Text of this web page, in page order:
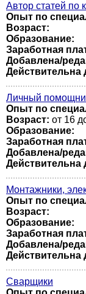
Автор статей по
Опыт по
Возраст:
Образование:
Заработная
Добавлена/
Действительна
Личный
Опыт по
Возраст: от 16
Образование:
Заработная
Добавлена/
Действительна
Монтажники,
Опыт по
Возраст:
Образование:
Заработная
Добавлена/
Действительна
Сварщики